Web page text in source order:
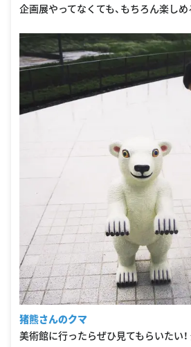
企画展やってなくても、もちろん楽しめ
猪熊さんのクマ
美術館に行ったらぜひ見てもらいたい